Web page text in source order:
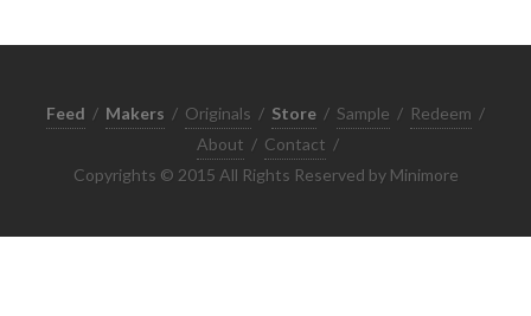
Feed / Makers / Originals / Store / Sample / Redeem /
About / Contact /
Copyrights © 2015 All Rights Reserved by Minimore